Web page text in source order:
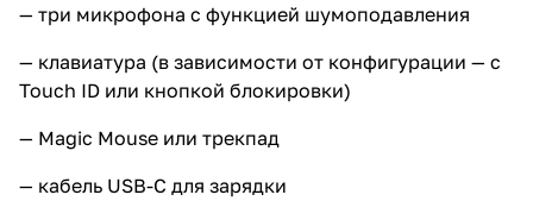
— три микрофона с функцией шумоподавления
— клавиатура (в зависимости от конфигурации — с
Touch ID или кнопкой блокировки)
— Magic Mouse или трекпад
— кабель USB-C для зарядки